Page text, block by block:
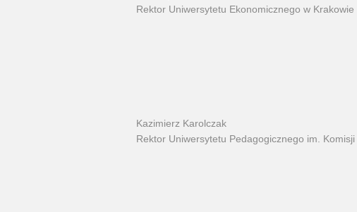
Rektor Uniwersytetu Ekonomicznego w Krakowie
Kazimierz Karolczak
Rektor Uniwersytetu Pedagogicznego im.